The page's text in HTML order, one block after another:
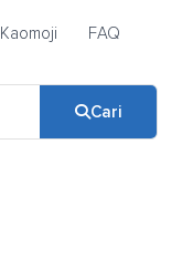
Kaomoji FAQ
Cari